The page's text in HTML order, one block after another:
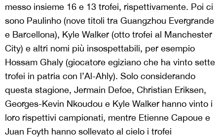
messo insieme 16 e 13 trofei, rispettivamente. Poi ci
sono Paulinho (nove titoli tra Guangzhou Evergrande
e Barcellona), Kyle Walker (otto trofei al Manchester
City) e altri nomi più insospettabili, per esempio
Hossam Ghaly (giocatore egiziano che ha vinto sette
trofei in patria con l’Al-Ahly). Solo considerando
questa stagione, Jermain Defoe, Christian Eriksen,
Georges-Kevin Nkoudou e Kyle Walker hanno vinto i
loro rispettivi campionati, mentre Etienne Capoue e
Juan Foyth hanno sollevato al cielo i trofei